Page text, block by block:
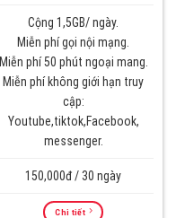
Cộng 1,5GB/ ngày.
Miễn phí gọi nội mạng.
Miễn phí 50 phút ngoại mang.
Miễn phí không giới hạn truy
cập:
Youtube,tiktok,Facebook,
messenger.
150,000đ / 30 ngày
Chi tiết